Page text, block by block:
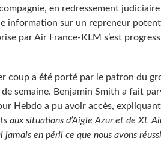
en redressement
information sur un repreneur
par Air France-KLM s’est
coup a été porté par le patron du
semaine. Benjamin Smith a fait
Hebdo a pu avoir accès,
aux situations d’Aigle Azur et de XL
jamais en péril ce que nous avons